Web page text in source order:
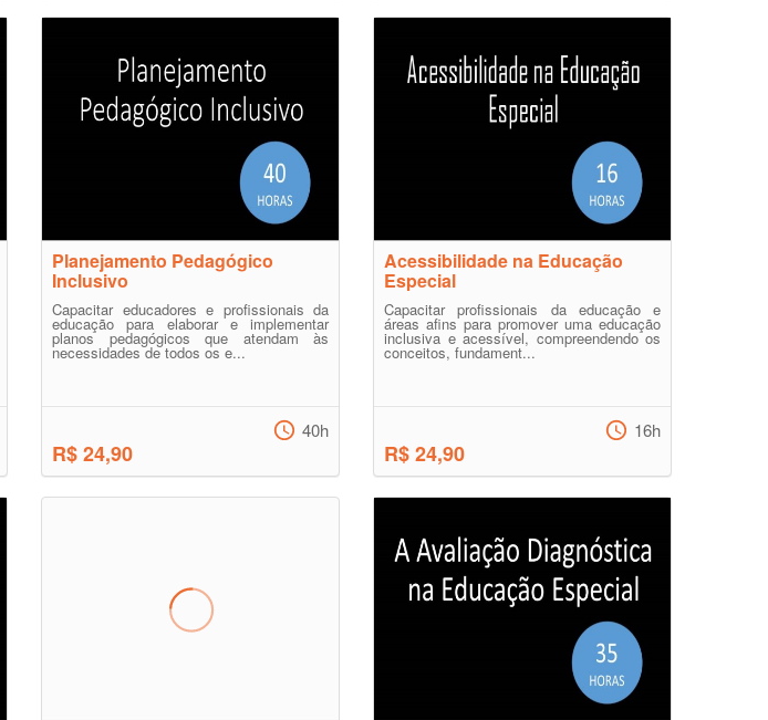
Planejamento Pedagógico
Inclusivo
Capacitar educadores e profissionais da
educação para elaborar e implementar
planos pedagógicos que atendam às
necessidades de todos os e...
R$ 24,90
40h
Acessibilidade na Educação
Especial
Capacitar profissionais da educação e
áreas afins para promover uma educação
inclusiva e acessível, compreendendo os
conceitos, fundament...
R$ 24,90
16h